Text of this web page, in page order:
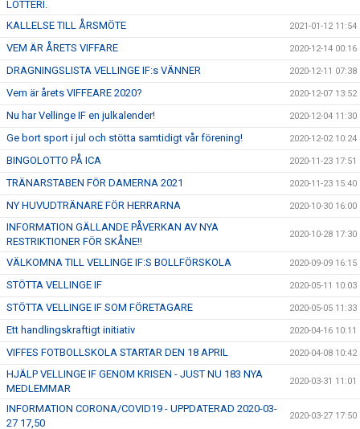
LOTTERI.
KALLELSE TILL ÅRSMÖTE 2021-01-12 11:54
VEM ÄR ÅRETS VIFFARE 2020-12-14 00:16
DRAGNINGSLISTA VELLINGE IF:s VÄNNER 2020-12-11 07:38
Vem är årets VIFFEARE 2020? 2020-12-07 13:52
Nu har Vellinge IF en julkalender! 2020-12-04 11:30
Ge bort sport i jul och stötta samtidigt vår förening! 2020-12-02 10:24
BINGOLOTTO PÅ ICA 2020-11-23 17:51
TRÄNARSTABEN FÖR DAMERNA 2021 2020-11-23 15:40
NY HUVUDTRÄNARE FÖR HERRARNA 2020-10-30 16:00
INFORMATION GÄLLANDE PÅVERKAN AV NYA
RESTRIKTIONER FÖR SKÅNE!!
2020-10-28 17:30
VÄLKOMNA TILL VELLINGE IF:S BOLLFÖRSKOLA 2020-09-09 16:15
STÖTTA VELLINGE IF 2020-05-11 10:03
STÖTTA VELLINGE IF SOM FÖRETAGARE 2020-05-05 11:33
Ett handlingskraftigt initiativ 2020-04-16 10:11
VIFFES FOTBOLLSKOLA STARTAR DEN 18 APRIL 2020-04-08 10:42
HJÄLP VELLINGE IF GENOM KRISEN - JUST NU 183 NYA
MEDLEMMAR
2020-03-31 11:01
INFORMATION CORONA/COVID19 - UPPDATERAD 2020-03-
27 17,50
2020-03-27 17:50